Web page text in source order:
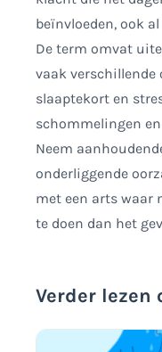
beïnvloeden, ook
De term omvat
vaak verschillende
slaaptekort en
schommelingen
Neem
onderliggende
met een arts waar
te doen dan het
Verder